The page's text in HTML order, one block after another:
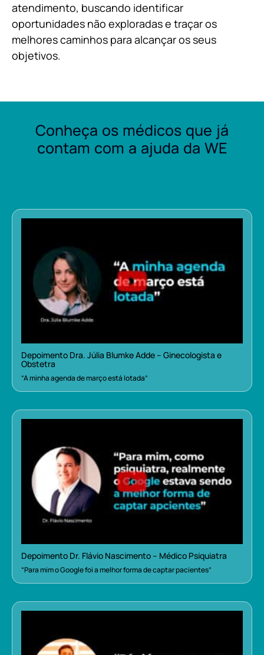
atendimento, buscando identificar
oportunidades não exploradas e traçar os
melhores caminhos para alcançar os seus
objetivos.
Conheça os médicos que já
contam com a ajuda da WE
Depoimento Dra. Júlia Blumke Adde – Ginecologista e
Obstetra
“A minha agenda de março está lotada”
Depoimento Dr. Flávio Nascimento – Médico Psiquiatra
“Para mim o Google foi a melhor forma de captar pacientes”